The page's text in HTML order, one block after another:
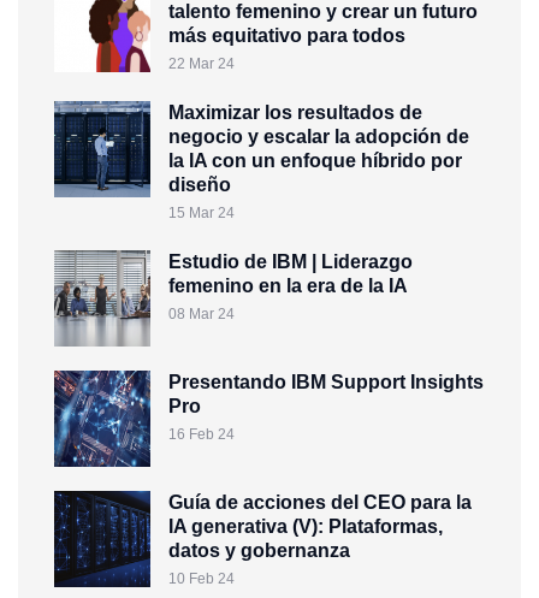
talento femenino y crear un futuro
más equitativo para todos
22 Mar 24
Maximizar los resultados de
negocio y escalar la adopción de
la IA con un enfoque híbrido por
diseño
15 Mar 24
Estudio de IBM | Liderazgo
femenino en la era de la IA
08 Mar 24
Presentando IBM Support Insights
Pro
16 Feb 24
Guía de acciones del CEO para la
IA generativa (V): Plataformas,
datos y gobernanza
10 Feb 24